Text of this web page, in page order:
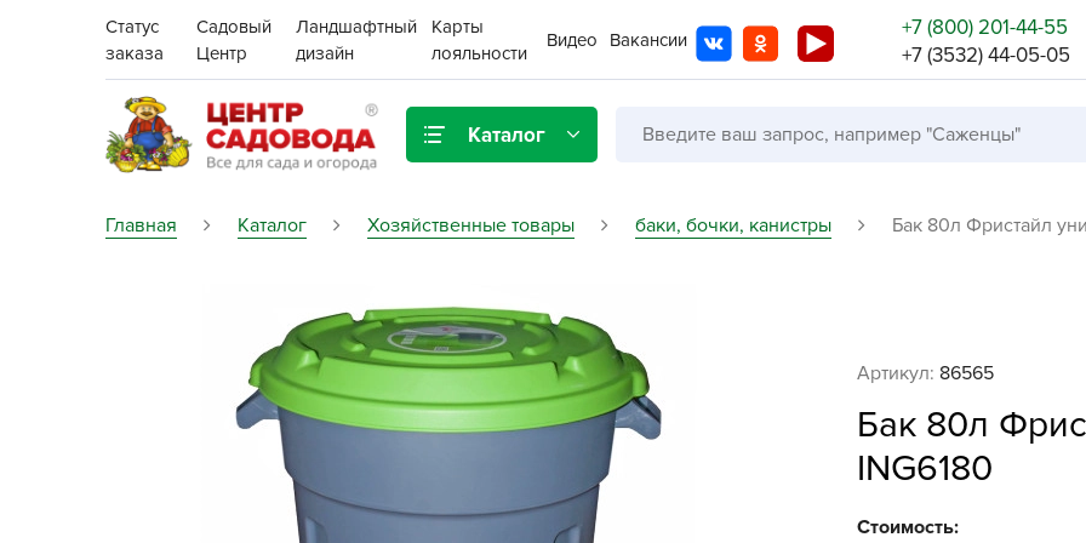
Статус
заказа
Садовый
Центр
Ландшафтный
дизайн
Карты
лояльности
Видео Вакансии
+7 (800) 201-44-55
+7 (3532) 44-05-05
Каталог
Газонная трава
Декор для дома и сада
Ёмкости для рассады и
Картофель семенной
Поиск Бренды
Главная Каталог Хозяйственные товары баки, бочки, канистры Бак 80л Фристайл
Артикул: 86565
Бак 80л
ING6180
Стоимость: